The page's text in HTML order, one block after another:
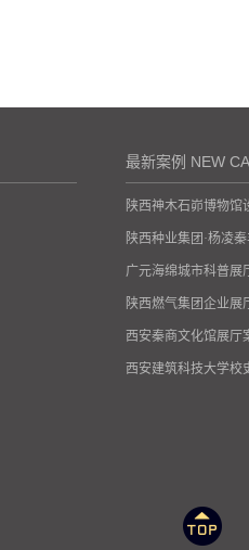
最新案例 NEW
陕西神木石峁博物馆
陕西种业集团·杨凌
广元海绵城市科普展
陕西燃气集团企业展
西安秦商文化馆展厅
西安建筑科技大学校